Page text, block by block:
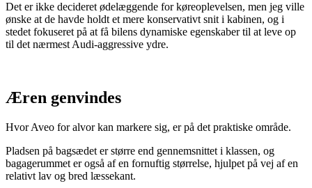
Det er ikke decideret ødelæggende for køreoplevelsen, men jeg ville
ønske at de havde holdt et mere konservativt snit i kabinen, og i
stedet fokuseret på at få bilens dynamiske egenskaber til at leve op
til det nærmest Audi-aggressive ydre.
Æren genvindes
Hvor Aveo for alvor kan markere sig, er på det praktiske område.
Pladsen på bagsædet er større end gennemsnittet i klassen, og
bagagerummet er også af en fornuftig størrelse, hjulpet på vej af en
relativt lav og bred læssekant.